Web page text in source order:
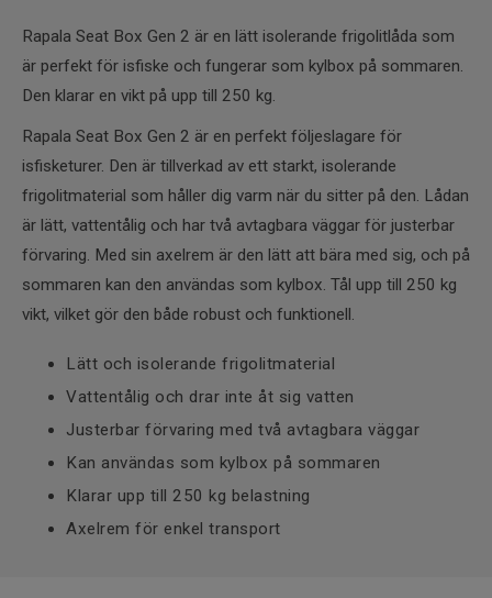
Rapala Seat Box Gen 2 är en lätt isolerande frigolitlåda som
är perfekt för isfiske och fungerar som kylbox på sommaren.
Den klarar en vikt på upp till 250 kg.
Rapala Seat Box Gen 2 är en perfekt följeslagare för
isfisketurer. Den är tillverkad av ett starkt, isolerande
frigolitmaterial som håller dig varm när du sitter på den. Lådan
är lätt, vattentålig och har två avtagbara väggar för justerbar
förvaring. Med sin axelrem är den lätt att bära med sig, och på
sommaren kan den användas som kylbox. Tål upp till 250 kg
vikt, vilket gör den både robust och funktionell.
Lätt och isolerande frigolitmaterial
Vattentålig och drar inte åt sig vatten
Justerbar förvaring med två avtagbara väggar
Kan användas som kylbox på sommaren
Klarar upp till 250 kg belastning
Axelrem för enkel transport